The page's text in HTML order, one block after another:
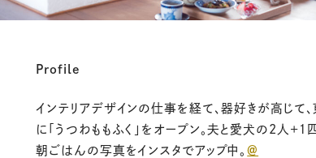
Profile
インテリアデザインの仕事を経て、器好きが高じて
に「うつわももふく」をオープン。夫と愛犬の 2 人 + １
朝ごはんの写真をインスタでアップ中。＠